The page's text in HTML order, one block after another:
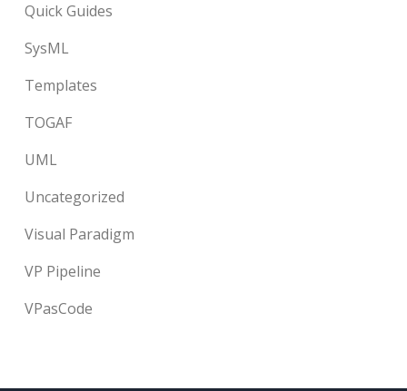
Quick Guides
SysML
Templates
TOGAF
UML
Uncategorized
Visual Paradigm
VP Pipeline
VPasCode